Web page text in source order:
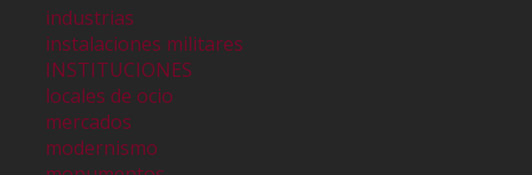
industrias
instalaciones militares
INSTITUCIONES
locales de ocio
mercados
modernismo